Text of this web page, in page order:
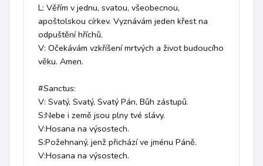
L: Věřím v jednu, svatou, všeobecnou,
apoštolskou církev. Vyznávám jeden křest na
odpuštění hříchů.
V: Očekávám vzkříšení mrtvých a život budoucího
věku. Amen.
#Sanctus:
V: Svatý, Svatý, Svatý Pán, Bůh zástupů.
S:Nebe i země jsou plny tvé slávy.
V:Hosana na výsostech.
S:Požehnaný, jenž přichází ve jménu Páně.
V:Hosana na výsostech.